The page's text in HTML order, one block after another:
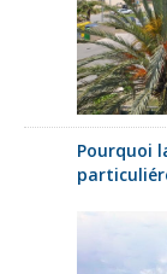
Pourquoi